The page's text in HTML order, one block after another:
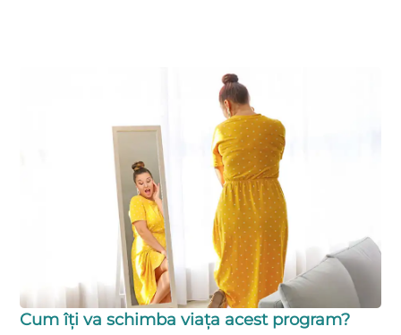
Cum îți va schimba viața acest program?